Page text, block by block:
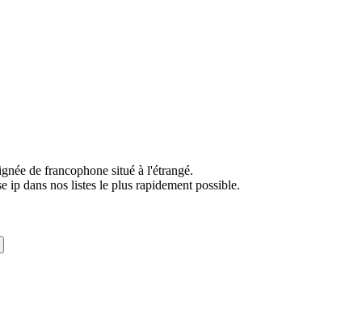
de francophone situé à l'étrangé.
ip dans nos listes le plus rapidement possible.